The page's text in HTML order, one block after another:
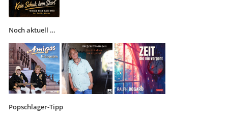
Noch aktuell …
Popschlager-Tipp